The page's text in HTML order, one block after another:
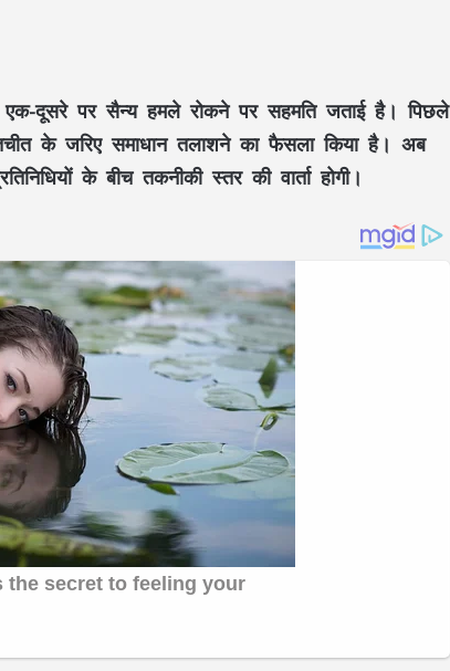
दूसरे पर सैन्य हमले रोकने पर सहमति जताई है। पिछले
के जरिए समाधान तलाशने का फैसला किया है। अब
के बीच तकनीकी स्तर की वार्ता होगी।